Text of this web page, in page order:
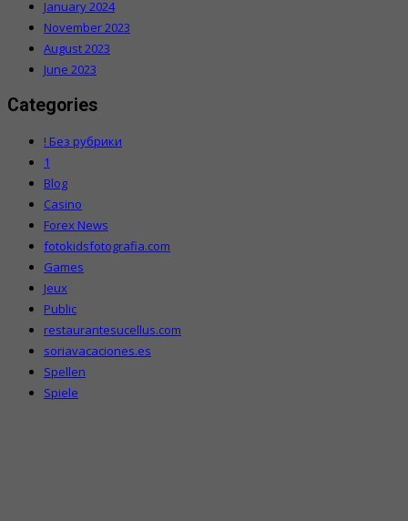
January 2024
November 2023
August 2023
June 2023
Categories
! Без рубрики
1
Blog
Casino
Forex News
fotokidsfotografia.com
Games
Jeux
Public
restaurantesucellus.com
soriavacaciones.es
Spellen
Spiele